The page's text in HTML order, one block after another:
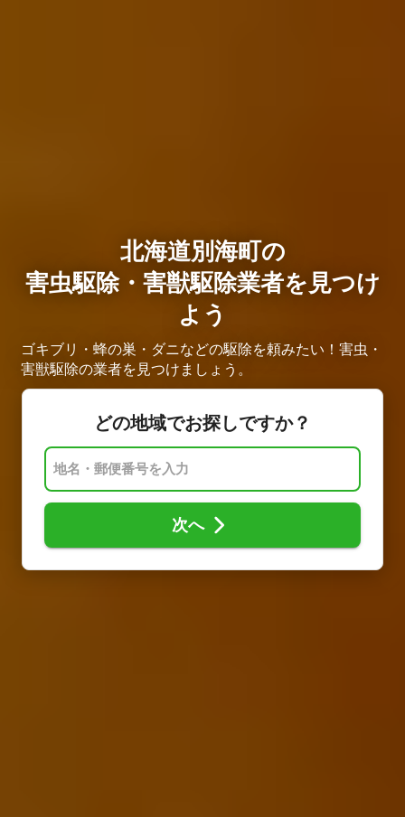
北海道別海町の
害虫駆除・害獣駆除業者を見つけ
よう
ゴキブリ・蜂の巣・ダニなどの駆除を頼みたい！害虫・
害獣駆除の業者を見つけましょう。
どの地域でお探しですか？
次へ